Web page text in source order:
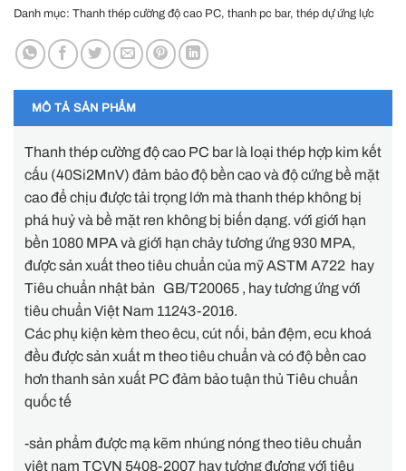
Danh mục: Thanh thép cường độ cao PC, thanh pc bar, thép dự ứng lực
MÔ TẢ SẢN PHẨM
Thanh thép cường độ cao PC bar là loại thép hợp kim kết
cấu (40Si2MnV) đảm bảo độ bền cao và độ cứng bề mặt
cao để chịu được tải trọng lớn mà thanh thép không bị
phá huỷ và bề mặt ren không bị biến dạng. với giới hạn
bền 1080 MPA và giới hạn chảy tương ứng 930 MPA,
được sản xuất theo tiêu chuẩn của mỹ ASTM A722 hay
Tiêu chuẩn nhật bản GB/T20065 , hay tương ứng với
tiêu chuẩn Việt Nam 11243-2016.
Các phụ kiện kèm theo êcu, cút nối, bản đệm, ecu khoá
đều được sản xuất m theo tiêu chuẩn và có độ bền cao
hơn thanh sản xuất PC đảm bảo tuận thủ Tiêu chuẩn
quốc tế
-sản phẩm được mạ kẽm nhúng nóng theo tiêu chuẩn
việt nam TCVN 5408-2007 hay tương đương với tiêu